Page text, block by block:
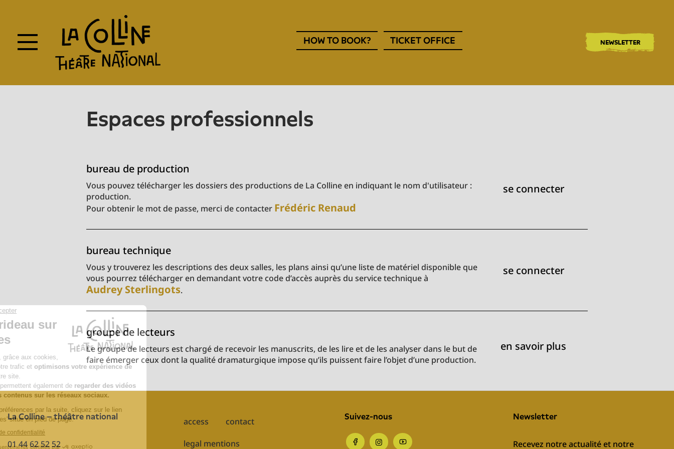
content
entête
HOW TO BOOK? TICKET OFFICE NEWSLETTER
espaces professionnels
bureau de production
Vous pouvez télécharger les dossiers des productions de La Colline en indiquant le nom d'utilisateur :
production.
Pour obtenir le mot de passe, merci de contacter Frédéric Renaud
se connecter
bureau technique
Vous y trouverez les descriptions des deux salles, les plans ainsi qu’une liste de matériel disponible que
vous pourrez télécharger en demandant votre code d’accès auprès du service technique à
Audrey Sterlingots.
se connecter
groupe de lecteurs
Le groupe de lecteurs est chargé de recevoir les manuscrits, de les lire et de les analyser dans le but de
faire émerger ceux dont la qualité dramaturgique impose qu’ils puissent faire l’objet d’une production.
en savoir plus
La Colline – théâtre national
01 44 62 52 52
page
access
contact
legal mentions
Suivez-nous Newsletter
Recevez notre actualité et notre